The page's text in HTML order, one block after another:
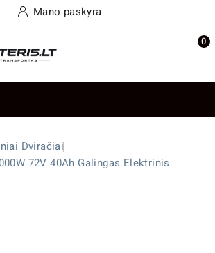
Mano paskyra
0
Dviračiai
72V 40Ah Galingas Elektrinis